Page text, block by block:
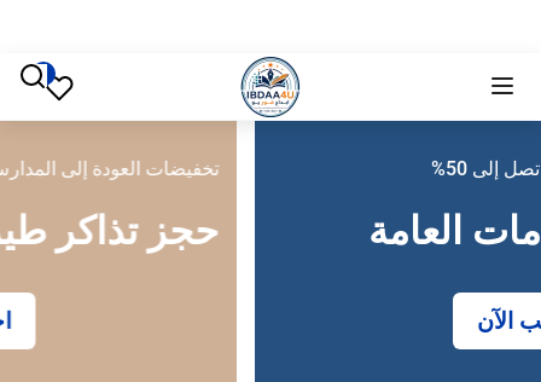
تخفيضات العودة إلى المدارس تصل إلى 50%
حجز تذاكر طيران